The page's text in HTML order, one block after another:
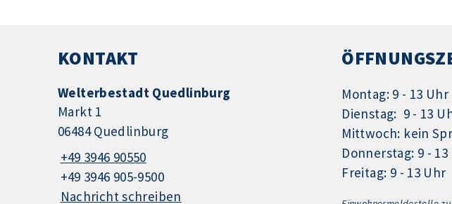
KONTAKT
Welterbestadt Quedlinburg
Markt 1
06484 Quedlinburg
+49 3946 90550
+49 3946 905-9500
Nachricht schreiben
Montag: 9 - 13 Uhr
Dienstag: 9 - 13
Mittwoch: kein
Donnerstag: 9 -
Freitag: 9 - 13 Uhr